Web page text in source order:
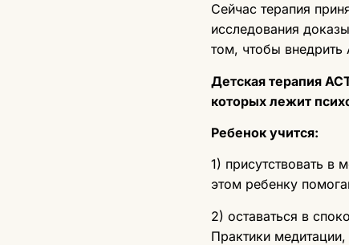
Сейчас терапия
исследования
том, чтобы
Детская терапия
которых лежит
Ребенок учится:
1) присутствовать в
этом ребенку
2) оставаться в
Практики